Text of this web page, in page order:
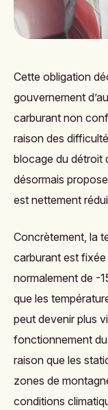
Cette obligation
gouvernement
carburant non
raison des
blocage du détroit
désormais
est nettement
Concrètement, la
carburant est fixée
normalement de -
que les
peut devenir plus
fonctionnement
raison que les
zones de
conditions